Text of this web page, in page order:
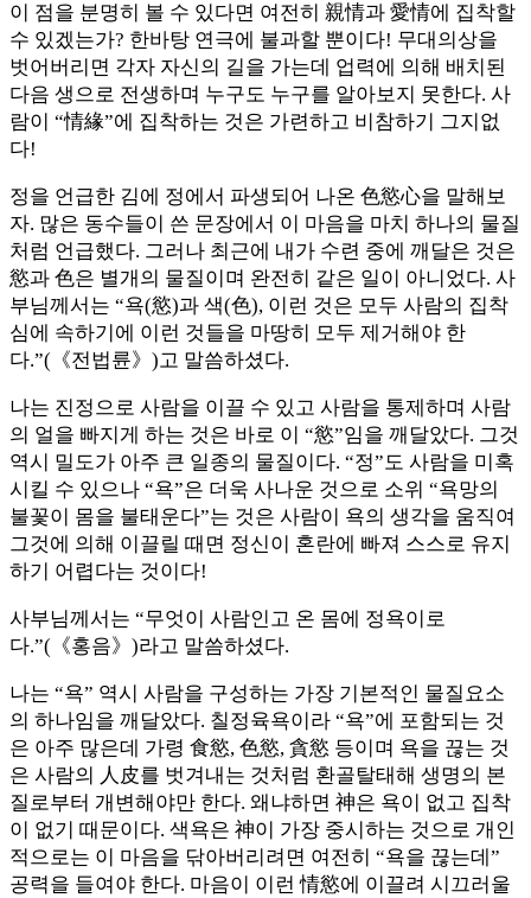
이 점을 분명히 볼 수 있다면 여전히 親情과 愛情에 집착할
수 있겠는가? 한바탕 연극에 불과할 뿐이다! 무대의상을
벗어버리면 각자 자신의 길을 가는데 업력에 의해 배치된
다음 생으로 전생하며 누구도 누구를 알아보지 못한다. 사
람이 “情緣”에 집착하는 것은 가련하고 비참하기 그지없
다!
정을 언급한 김에 정에서 파생되어 나온 色慾心을 말해보
자. 많은 동수들이 쓴 문장에서 이 마음을 마치 하나의 물질
처럼 언급했다. 그러나 최근에 내가 수련 중에 깨달은 것은
慾과 色은 별개의 물질이며 완전히 같은 일이 아니었다. 사
부님께서는 “욕(慾)과 색(色), 이런 것은 모두 사람의 집착
심에 속하기에 이런 것들을 마땅히 모두 제거해야 한
다.”(《전법륜》)고 말씀하셨다.
나는 진정으로 사람을 이끌 수 있고 사람을 통제하며 사람
의 얼을 빠지게 하는 것은 바로 이 “慾”임을 깨달았다. 그것
역시 밀도가 아주 큰 일종의 물질이다. “정”도 사람을 미혹
시킬 수 있으나 “욕”은 더욱 사나운 것으로 소위 “욕망의
불꽃이 몸을 불태운다”는 것은 사람이 욕의 생각을 움직여
그것에 의해 이끌릴 때면 정신이 혼란에 빠져 스스로 유지
하기 어렵다는 것이다!
사부님께서는 “무엇이 사람인고 온 몸에 정욕이로
다.”(《홍음》)라고 말씀하셨다.
나는 “욕” 역시 사람을 구성하는 가장 기본적인 물질요소
의 하나임을 깨달았다. 칠정육욕이라 “욕”에 포함되는 것
은 아주 많은데 가령 食慾, 色慾, 貪慾 등이며 욕을 끊는 것
은 사람의 人皮를 벗겨내는 것처럼 환골탈태해 생명의 본
질로부터 개변해야만 한다. 왜냐하면 神은 욕이 없고 집착
이 없기 때문이다. 색욕은 神이 가장 중시하는 것으로 개인
적으로는 이 마음을 닦아버리려면 여전히 “욕을 끊는데”
공력을 들여야 한다. 마음이 이런 情慾에 이끌려 시끄러울